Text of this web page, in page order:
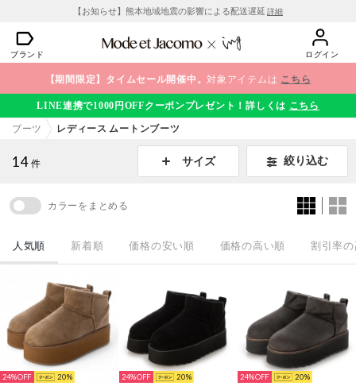
【お知らせ】熊本地域地震の影響による配送遅延 詳細
ブランド ログイン
【期間限定】タイムセール開催中。対象アイテムは こちら
LINE連携で1000円OFFクーポンプレゼント！詳しくは こちら
ブーツ レディース ムートンブーツ
14 件 サイズ 絞り込む
カラーをまとめる
人気順 新着順 価格の安い順 価格の高い順 割引率
24% 20 24% 20 24% 20